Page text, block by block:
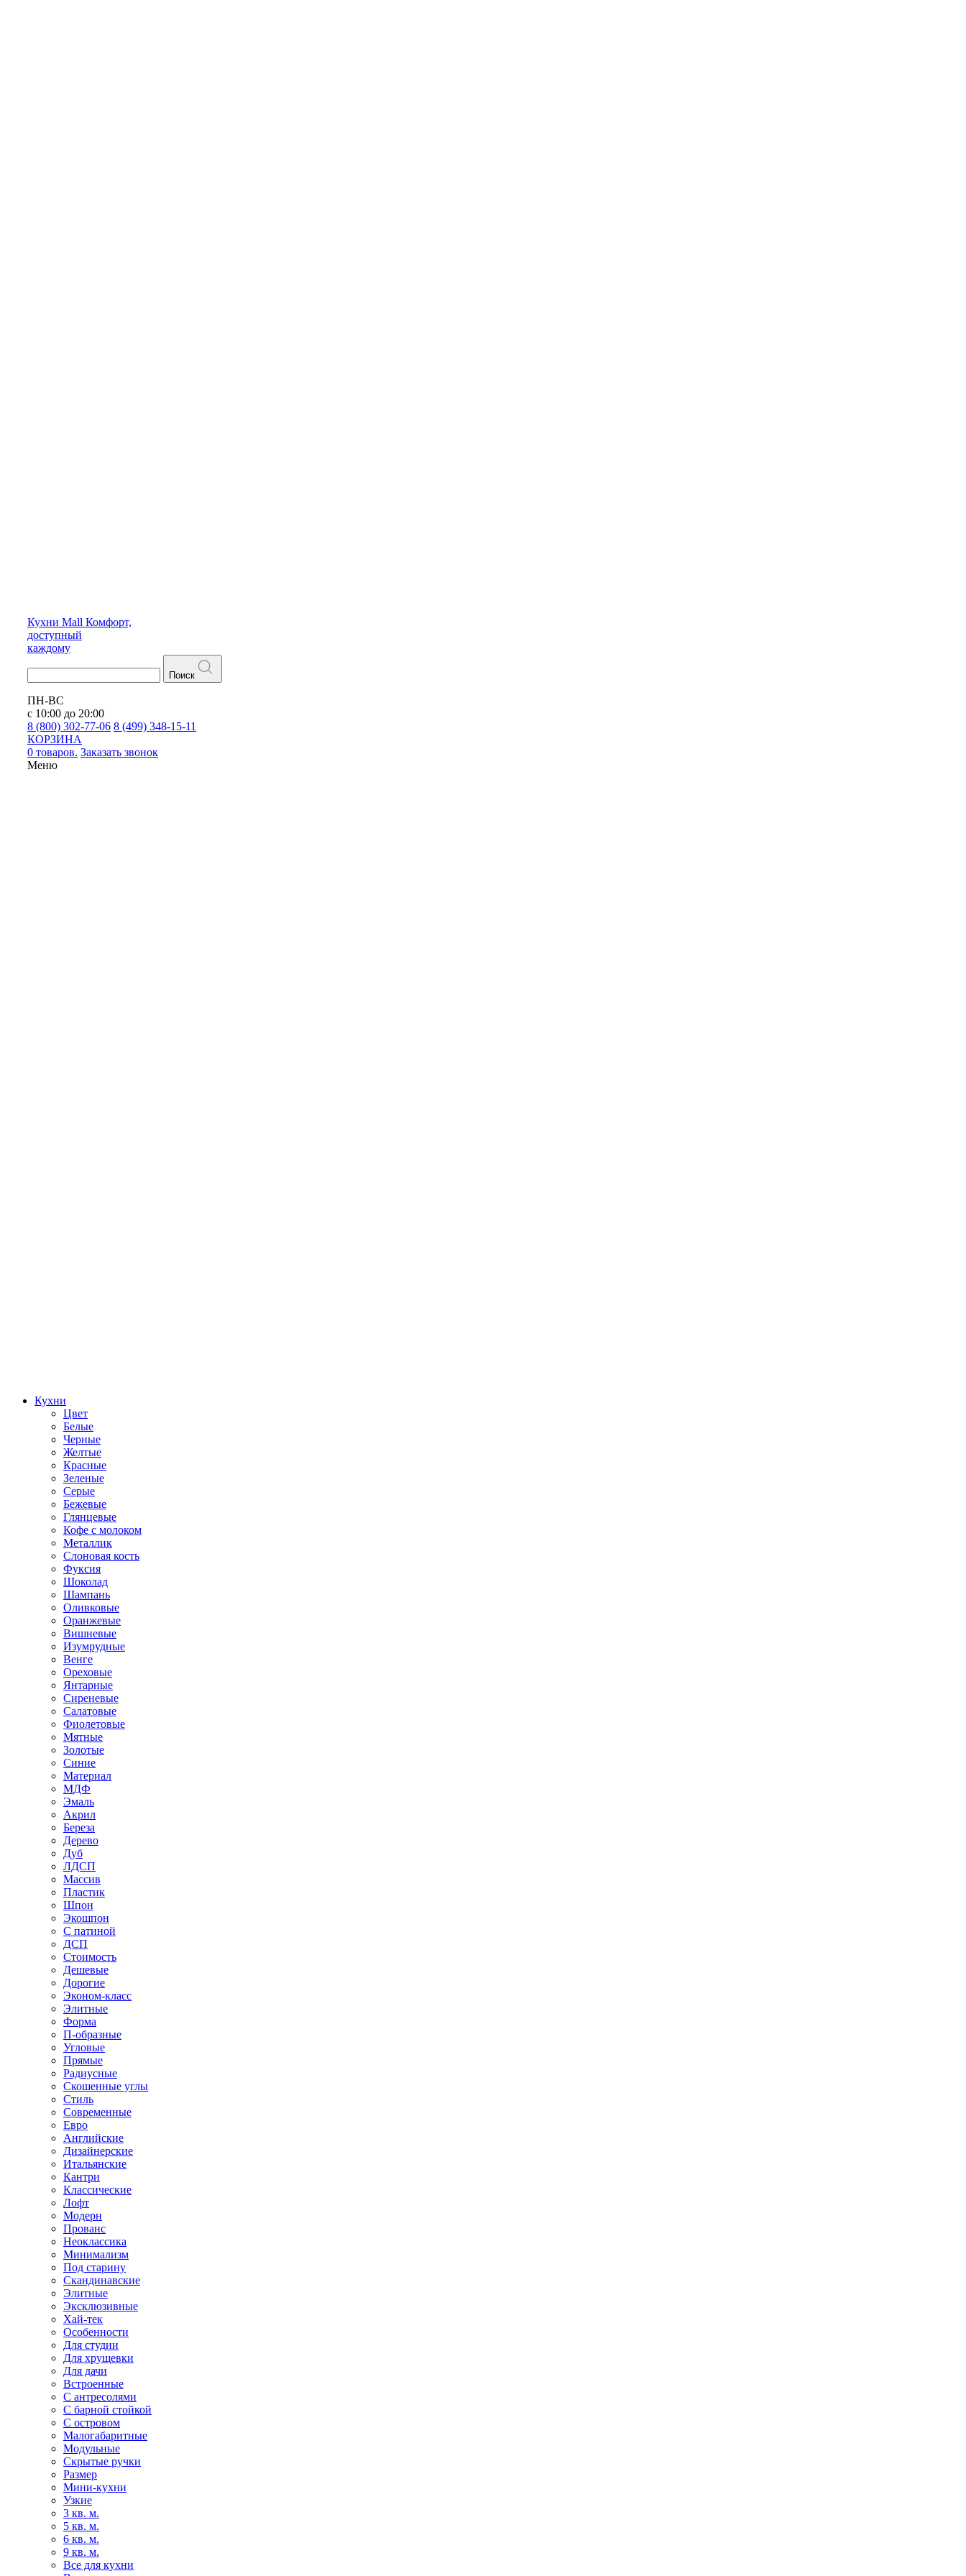
Кухни Mall Комфорт,
доступный
каждому
Поиск
ПН-ВС
с 10:00 до 20:00
8 (800) 302-77-06 8 (499) 348-15-11
КОРЗИНА
0 товаров. Заказать звонок
Меню
Кухни
Цвет
Белые
Черные
Желтые
Красные
Зеленые
Серые
Бежевые
Глянцевые
Кофе с молоком
Металлик
Слоновая кость
Фуксия
Шоколад
Шампань
Оливковые
Оранжевые
Вишневые
Изумрудные
Венге
Ореховые
Янтарные
Сиреневые
Салатовые
Фиолетовые
Мятные
Золотые
Синие
Материал
МДФ
Эмаль
Акрил
Береза
Дерево
Дуб
ЛДСП
Массив
Пластик
Шпон
Экошпон
С патиной
ДСП
Стоимость
Дешевые
Дорогие
Эконом-класс
Элитные
Форма
П-образные
Угловые
Прямые
Радиусные
Скошенные углы
Стиль
Современные
Евро
Английские
Дизайнерские
Итальянские
Кантри
Классические
Лофт
Модерн
Прованс
Неоклассика
Минимализм
Под старину
Скандинавские
Элитные
Эксклюзивные
Хай-тек
Особенности
Для студии
Для хрущевки
Для дачи
Встроенные
С антресолями
С барной стойкой
С островом
Малогабаритные
Модульные
Скрытые ручки
Размер
Мини-кухни
Узкие
3 кв. м.
5 кв. м.
6 кв. м.
9 кв. м.
Все для кухни